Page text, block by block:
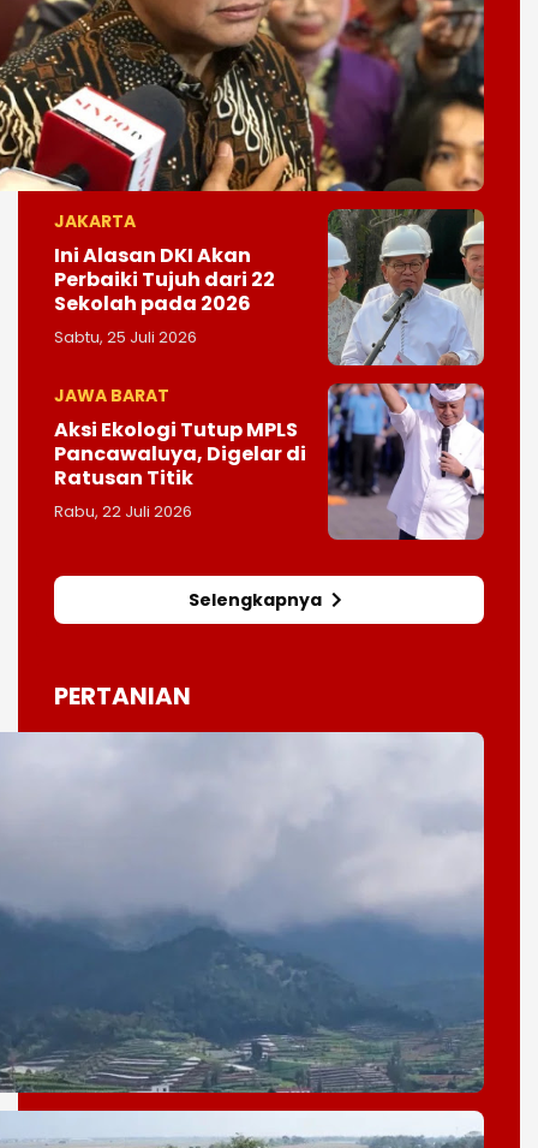
JAKARTA
Ini Alasan DKI Akan
Perbaiki Tujuh dari 22
Sekolah pada 2026
Sabtu, 25 Juli 2026
JAWA BARAT
Aksi Ekologi Tutup MPLS
Pancawaluya, Digelar di
Ratusan Titik
Rabu, 22 Juli 2026
Selengkapnya
PERTANIAN